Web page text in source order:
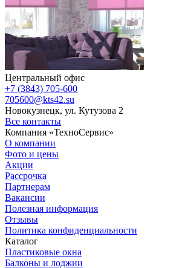
Центральный офис
+7 (3843) 705-600
705600@kts42.su
Новокузнецк, ул. Кутузова 2
Все контакты
Компания «ТехноСервис»
О компании
Фото и цены
Акции
Рассрочка
Партнерам
Вакансии
Полезная информация
Отзывы
Политика конфиденциальности
Каталог
Пластиковые окна
Балконы и лоджии